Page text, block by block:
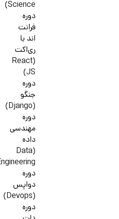
Science)
دوره
فرانت
اند با
ری‌اکت
(React
JS)
دوره
جنگو
(Django)
دوره
مهندسی
داده
(Data
دوره
دواپس
(Devops)
دوره